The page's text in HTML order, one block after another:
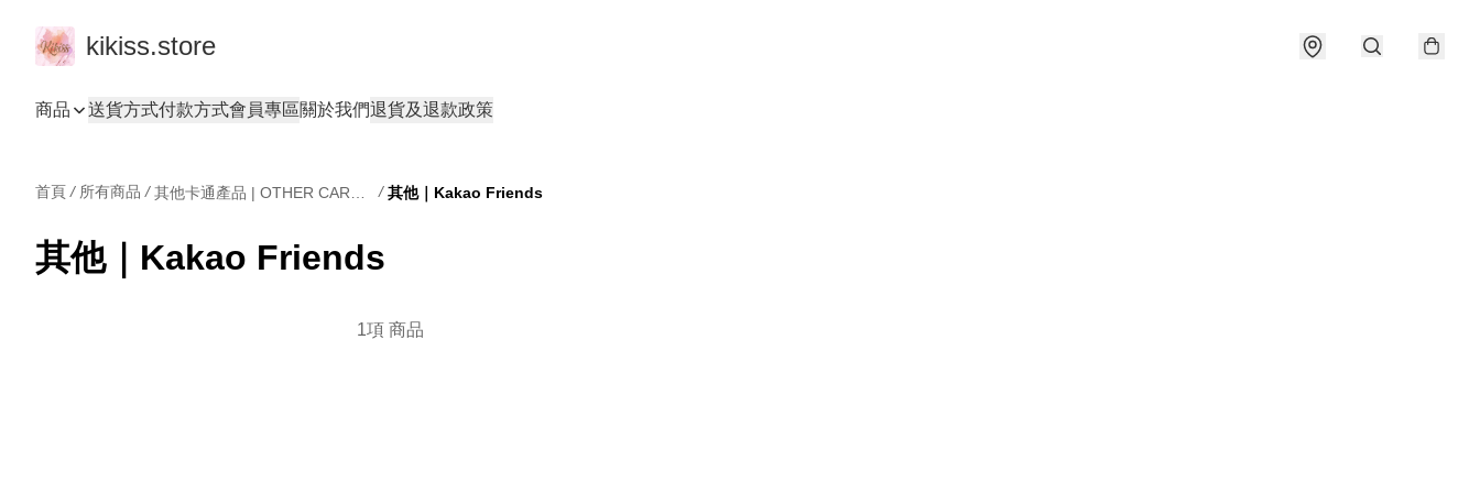
kikiss.store
商品 送貨方式付款方式會員專區關於我們退貨及退款政策
首頁 / 所有商品 / / 其他｜Kakao Friends
其他｜Kakao Friends
1項 商品